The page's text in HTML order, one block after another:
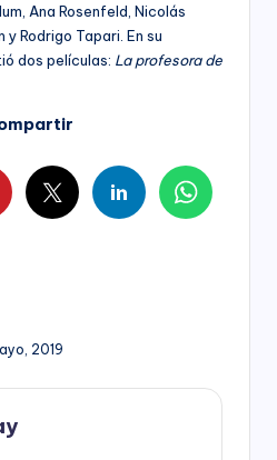
Ana Rosenfeld, Nicolás
Rodrigo Tapari. En su
dos películas: La profesora de
2019